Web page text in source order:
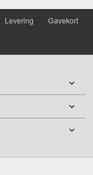
Levering Gavekort